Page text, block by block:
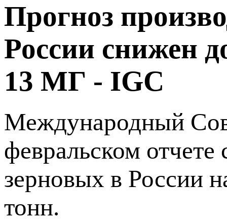
Прогноз
России снижен
13 МГ - IGC
Международный
февральском отчете
зерновых в России
тонн.